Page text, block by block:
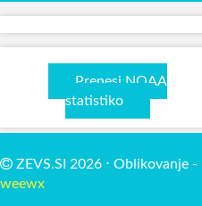
Prenesi NOAA
statistiko
ZEVS.SI 2026 ⋅ Oblikovanje -
weewx